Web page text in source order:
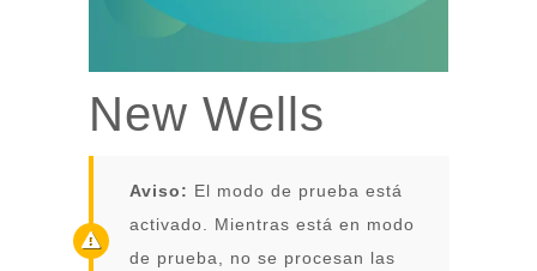
New Wells
Aviso: El modo de prueba está
activado. Mientras está en modo
de prueba, no se procesan las